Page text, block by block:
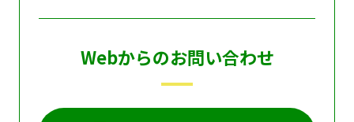
Webからのお問い合わせ